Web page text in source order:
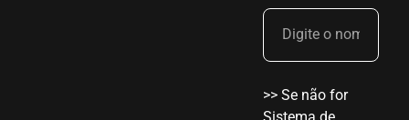
>> Se não for